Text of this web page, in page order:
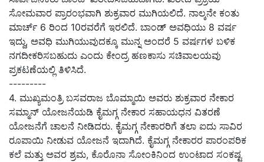
ಸೋಮವಾರ ಪ್ರಾರಂಭವಾಗಿ ಶುಕ್ರವಾರ ಮುಗಿಯಲಿದೆ. ನಾಲ್ಕನೇ ಕಂತು
ಮಾರ್ಚ್‌ 6 ರಿಂದ 10ರವರೆಗೆ ಇರಲಿದೆ. ಬಾಂಡ್‌ ಅವಧಿಯು 8 ವರ್ಷ
ಇದ್ದು, ಅವಧಿ ಮುಗಿಯುವುದಕ್ಕೂ ಮುನ್ನ ಅಂದರೆ 5 ವರ್ಷಗಳ ಬಳಿಕ
ನಗದೀಕರಿಸಬಹುದು ಎಂದು ಕೇಂದ್ರ ಹಣಕಾಸು ಸಚಿವಾಲಯವು
ಪ್ರಕಟಣೆಯಲ್ಲಿ ತಿಳಿಸಿದೆ.
---------
4. ಮುಖ್ಯಮಂತ್ರಿ ಬಸವರಾಜ ಬೊಮ್ಮಾಯಿ ಅವರು ಶುಕ್ರವಾರ ನೇಕಾರ
ಸಮ್ಮಾನ್ ಯೋಜನೆಯಡಿ ಕೈಮಗ್ಗ ನೇಕಾರ ಸಹಾಯಧನ ವಿತರಣೆ
ಯೋಜನೆಗೆ ಚಾಲನೆ ನೀಡಿದರು. ಕೈಮಗ್ಗ ನೇಕಾರರಿಗೆ ತಲಾ ಐದು ಸಾವಿರ
ರೂಪಾಯಿ ನೀಡುವ ಯೋಜನೆ ಇದಾಗಿದೆ. ಕೈಮಗ್ಗ ನೇಕಾರರ ಪಾರಂಪರಿಕ
ಕಲೆ ಮತ್ತು ಅವರ ಶ್ರಮ, ಕೊರೊನಾ ಸೋಂಕಿನಿಂದ ಉಂಟಾದ ಸಂಕಷ್ಟ